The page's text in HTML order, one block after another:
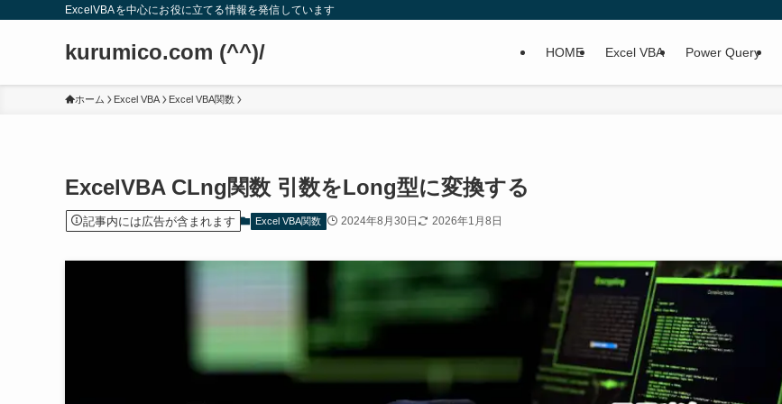
ExcelVBAを中心にお役に立てる情報を発信しています
kurumico.com (^^)/ HOME Excel VBA Power Query
ホーム Excel VBA Excel VBA関数
ExcelVBA CLng関数 引数をLong型に変換する
記事内には広告が含まれます Excel VBA関数 2024年8月30日 2026年1月8日